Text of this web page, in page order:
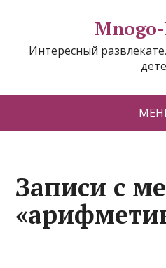
Интересный
Записи с